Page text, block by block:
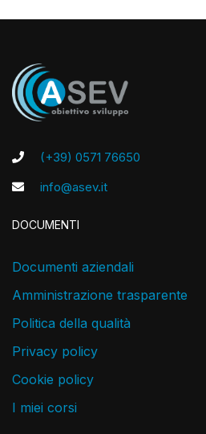
(+39) 0571 76650
info@asev.it
DOCUMENTI
Documenti aziendali
Amministrazione trasparente
Politica della qualità
Privacy policy
Cookie policy
I miei corsi